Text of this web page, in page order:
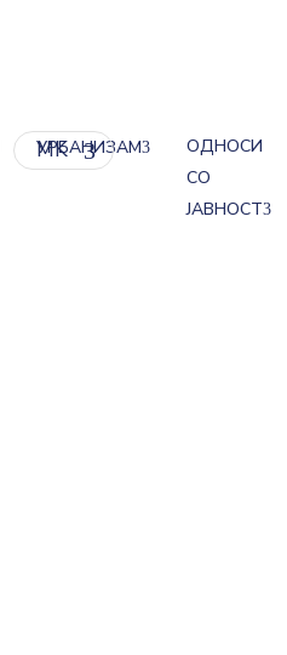
УРБАНИЗАМ
ОДНОСИ
СО
ЈАВНОСТ
MK